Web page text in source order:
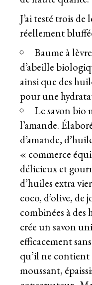
J’ai testé trois de
réellement
Baume à
d’abeille
ainsi que des
pour une
Le savon bio
l’amande.
d’amande,
« commerce
délicieux et
d’huiles extra
coco, d’olive, de
combinées à des
crée un savon
efficacement
qu’il ne
moussant,